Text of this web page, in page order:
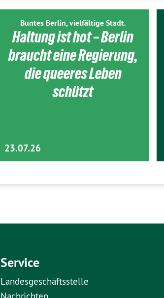
Buntes Berlin, vielfältige Stadt.
Haltung ist hot – Berlin
braucht eine Regierung,
die queeres Leben
schützt
23.07.26
Service
Landesgeschäftsstelle